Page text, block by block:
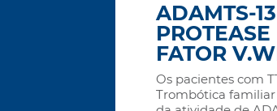
ADAMTS-
FATOR
Os pacientes com
Trombótica